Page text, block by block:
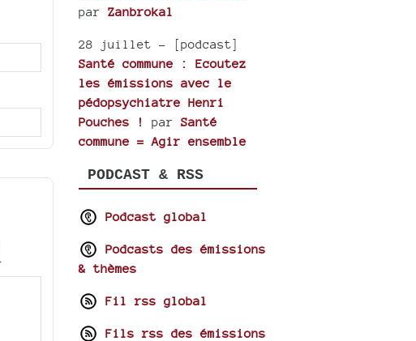
parZanbrokal
28 juillet- [podcast]
Santé commune : Ecoutez
les émissions avec le
pédopsychiatre Henri
Pouches !
parSanté
commune = Agir ensemble
PODCAST & RSS
Podcast global
Podcasts des émissions
& thèmes
Fil rss global
Fils rss des émissions